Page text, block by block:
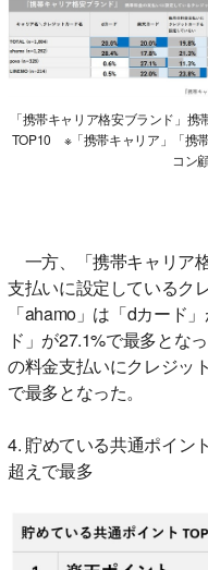
「携帯キャリア格安ブランド」
TOP10 ※「携帯キャリア」「携
コン
一方、「携帯キャリア
支払いに設定しているク
「ahamo」は「dカード
ド」が27.1%で最多とな
の料金支払いにクレジッ
で最多となった。
4. 貯めている共通ポイン
超えで最多